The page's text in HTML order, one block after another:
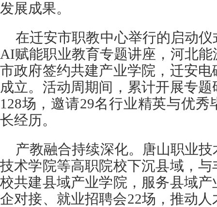
发展成果。
在迁安市职教中心举行的启动
AI赋能职业教育专题讲座，河北
市政府签约共建产业学院，迁安
成立。活动周期间，累计开展专
128场，邀请29名行业精英与优
长经历。
产教融合持续深化。唐山职业
技术学院等高职院校下沉县域，
校共建县域产业学院，服务县域
企对接、就业招聘会22场，推动